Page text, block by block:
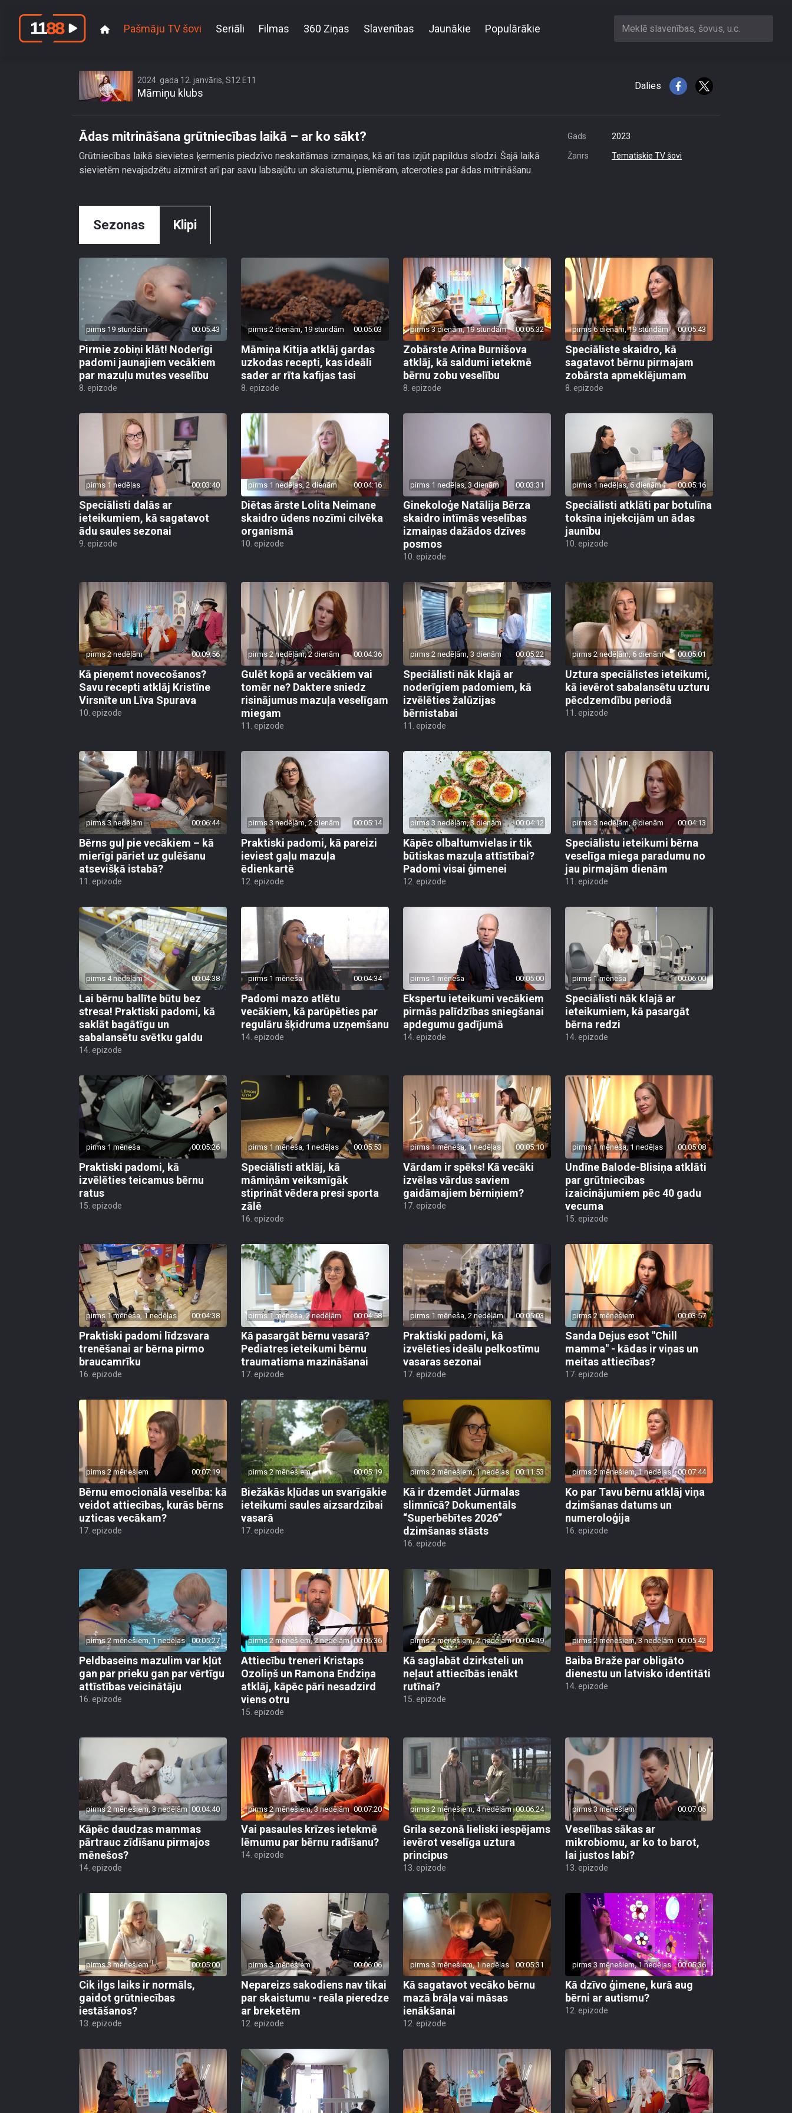
Pašmāju TV šovi Seriāli Filmas 360 Ziņas Slavenības Jaunākie Populārākie Meklē slavenības, šovus, u.c.
2024. gada 12. janvāris, S12 E11
Māmiņu klubs
Dalies
Ādas mitrināšana grūtniecības laikā – ar ko sākt?
Grūtniecības laikā sievietes ķermenis piedzīvo neskaitāmas izmaiņas, kā arī tas izjūt papildus slodzi. Šajā laikā
sievietēm nevajadzētu aizmirst arī par savu labsajūtu un skaistumu, piemēram, atceroties par ādas mitrināšanu.
Gads 2023
Žanrs Tematiskie TV šovi
Sezonas Klipi
pirms 19 stundām 00:05:43
Pirmie zobiņi klāt! Noderīgi
padomi jaunajiem vecākiem
par mazuļu mutes veselību
8. epizode
pirms 2 dienām, 19 stundām 00:05:03
Māmiņa Kitija atklāj gardas
uzkodas recepti, kas ideāli
sader ar rīta kafijas tasi
8. epizode
pirms 3 dienām, 19 stundām 00:05:32
Zobārste Arina Burnišova
atklāj, kā saldumi ietekmē
bērnu zobu veselību
8. epizode
pirms 6 dienām, 19 stundām 00:05:43
Speciāliste skaidro, kā
sagatavot bērnu pirmajam
zobārsta apmeklējumam
8. epizode
pirms 1 nedēļas 00:03:40
Speciālisti dalās ar
ieteikumiem, kā sagatavot
ādu saules sezonai
9. epizode
pirms 1 nedēļas, 2 dienām 00:04:16
Diētas ārste Lolita Neimane
skaidro ūdens nozīmi cilvēka
organismā
10. epizode
pirms 1 nedēļas, 3 dienām 00:03:31
Ginekoloģe Natālija Bērza
skaidro intīmās veselības
izmaiņas dažādos dzīves
posmos
10. epizode
pirms 1 nedēļas, 6 dienām 00:05:16
Speciālisti atklāti par botulīna
toksīna injekcijām un ādas
jaunību
10. epizode
pirms 2 nedēļām 00:09:56
Kā pieņemt novecošanos?
Savu recepti atklāj Kristīne
Virsnīte un Līva Spurava
10. epizode
pirms 2 nedēļām, 2 dienām 00:04:36
Gulēt kopā ar vecākiem vai
tomēr ne? Daktere sniedz
risinājumus mazuļa veselīgam
miegam
11. epizode
pirms 2 nedēļām, 3 dienām 00:05:22
Speciālisti nāk klajā ar
noderīgiem padomiem, kā
izvēlēties žalūzijas
bērnistabai
11. epizode
pirms 2 nedēļām, 6 dienām 00:05:01
Uztura speciālistes ieteikumi,
kā ievērot sabalansētu uzturu
pēcdzemdību periodā
11. epizode
pirms 3 nedēļām 00:06:44
Bērns guļ pie vecākiem – kā
mierīgi pāriet uz gulēšanu
atsevišķā istabā?
11. epizode
pirms 3 nedēļām, 2 dienām 00:05:14
Praktiski padomi, kā pareizi
ieviest gaļu mazuļa
ēdienkartē
12. epizode
pirms 3 nedēļām, 3 dienām 00:04:12
Kāpēc olbaltumvielas ir tik
būtiskas mazuļa attīstībai?
Padomi visai ģimenei
12. epizode
pirms 3 nedēļām, 6 dienām 00:04:13
Speciālistu ieteikumi bērna
veselīga miega paradumu no
jau pirmajām dienām
11. epizode
pirms 4 nedēļām 00:04:38
Lai bērnu ballīte būtu bez
stresa! Praktiski padomi, kā
saklāt bagātīgu un
sabalansētu svētku galdu
14. epizode
pirms 1 mēneša 00:04:34
Padomi mazo atlētu
vecākiem, kā parūpēties par
regulāru šķidruma uzņemšanu
14. epizode
pirms 1 mēneša 00:05:00
Ekspertu ieteikumi vecākiem
pirmās palīdzības sniegšanai
apdegumu gadījumā
14. epizode
pirms 1 mēneša 00:06:00
Speciālisti nāk klajā ar
ieteikumiem, kā pasargāt
bērna redzi
14. epizode
pirms 1 mēneša 00:05:26
Praktiski padomi, kā
izvēlēties teicamus bērnu
ratus
15. epizode
pirms 1 mēneša, 1 nedēļas 00:05:53
Speciālisti atklāj, kā
māmiņām veiksmīgāk
stiprināt vēdera presi sporta
zālē
16. epizode
pirms 1 mēneša, 1 nedēļas 00:05:10
Vārdam ir spēks! Kā vecāki
izvēlas vārdus saviem
gaidāmajiem bērniņiem?
17. epizode
pirms 1 mēneša, 1 nedēļas 00:05:08
Undīne Balode-Blisiņa atklāti
par grūtniecības
izaicinājumiem pēc 40 gadu
vecuma
15. epizode
pirms 1 mēneša, 1 nedēļas 00:04:38
Praktiski padomi līdzsvara
trenēšanai ar bērna pirmo
braucamrīku
16. epizode
pirms 1 mēneša, 2 nedēļām 00:04:58
Kā pasargāt bērnu vasarā?
Pediatres ieteikumi bērnu
traumatisma mazināšanai
17. epizode
pirms 1 mēneša, 2 nedēļām 00:05:03
Praktiski padomi, kā
izvēlēties ideālu pelkostīmu
vasaras sezonai
17. epizode
pirms 2 mēnešiem 00:03:57
Sanda Dejus esot "Chill
mamma" - kādas ir viņas un
meitas attiecības?
17. epizode
pirms 2 mēnešiem 00:07:19
Bērnu emocionālā veselība: kā
veidot attiecības, kurās bērns
uzticas vecākam?
17. epizode
pirms 2 mēnešiem 00:05:19
Biežākās kļūdas un svarīgākie
ieteikumi saules aizsardzībai
vasarā
17. epizode
pirms 2 mēnešiem, 1 nedēļas 00:11:53
Kā ir dzemdēt Jūrmalas
slimnīcā? Dokumentāls
“Superbēbītes 2026”
dzimšanas stāsts
16. epizode
pirms 2 mēnešiem, 1 nedēļas 00:07:44
Ko par Tavu bērnu atklāj viņa
dzimšanas datums un
numeroloģija
16. epizode
pirms 2 mēnešiem, 1 nedēļas 00:05:27
Peldbaseins mazulim var kļūt
gan par prieku gan par vērtīgu
attīstības veicinātāju
16. epizode
pirms 2 mēnešiem, 2 nedēļām 00:05:36
Attiecību treneri Kristaps
Ozoliņš un Ramona Endziņa
atklāj, kāpēc pāri nesadzird
viens otru
15. epizode
pirms 2 mēnešiem, 2 nedēļām 00:04:19
Kā saglabāt dzirksteli un
neļaut attiecībās ienākt
rutīnai?
15. epizode
pirms 2 mēnešiem, 3 nedēļām 00:05:42
Baiba Braže par obligāto
dienestu un latvisko identitāti
14. epizode
pirms 2 mēnešiem, 3 nedēļām 00:04:40
Kāpēc daudzas mammas
pārtrauc zīdīšanu pirmajos
mēnešos?
14. epizode
pirms 2 mēnešiem, 3 nedēļām 00:07:20
Vai pasaules krīzes ietekmē
lēmumu par bērnu radīšanu?
14. epizode
pirms 2 mēnešiem, 4 nedēļām 00:06:24
Grila sezonā lieliski iespējams
ievērot veselīga uztura
principus
13. epizode
pirms 3 mēnešiem 00:07:06
Veselības sākas ar
mikrobiomu, ar ko to barot,
lai justos labi?
13. epizode
pirms 3 mēnešiem 00:05:00
Cik ilgs laiks ir normāls,
gaidot grūtniecības
iestāšanos?
13. epizode
pirms 3 mēnešiem 00:06:06
Nepareizs sakodiens nav tikai
par skaistumu - reāla pieredze
ar breketēm
12. epizode
pirms 3 mēnešiem, 1 nedēļas 00:05:31
Kā sagatavot vecāko bērnu
mazā brāļa vai māsas
ienākšanai
12. epizode
pirms 3 mēnešiem, 1 nedēļas 00:05:36
Kā dzīvo ģimene, kurā aug
bērni ar autismu?
12. epizode